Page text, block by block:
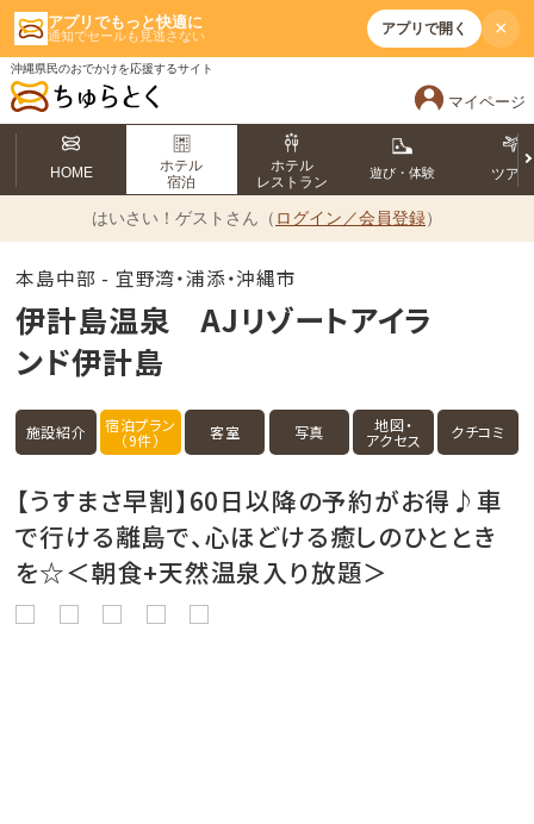
アプリでもっと快適に
通知でセールも見逃さない アプリで開く ×
沖縄県民のおでかけを応援するサイト
マイページ
HOME
ホテル
宿泊
ホテル
レストラン
遊び・体験 ツアー
はいさい！ ゲストさん（ ログイン／会員登録）
本島中部 - 宜野湾・浦添・沖縄市
伊計島温泉 AJリゾートアイラ
ンド伊計島
施設紹介 宿泊プラン
（9件） 客室 写真 地図・
アクセス クチコミ
【うすまさ早割】60日以降の予約がお得♪車
で行ける離島で、心ほどける癒しのひととき
を☆＜朝食+天然温泉入り放題＞